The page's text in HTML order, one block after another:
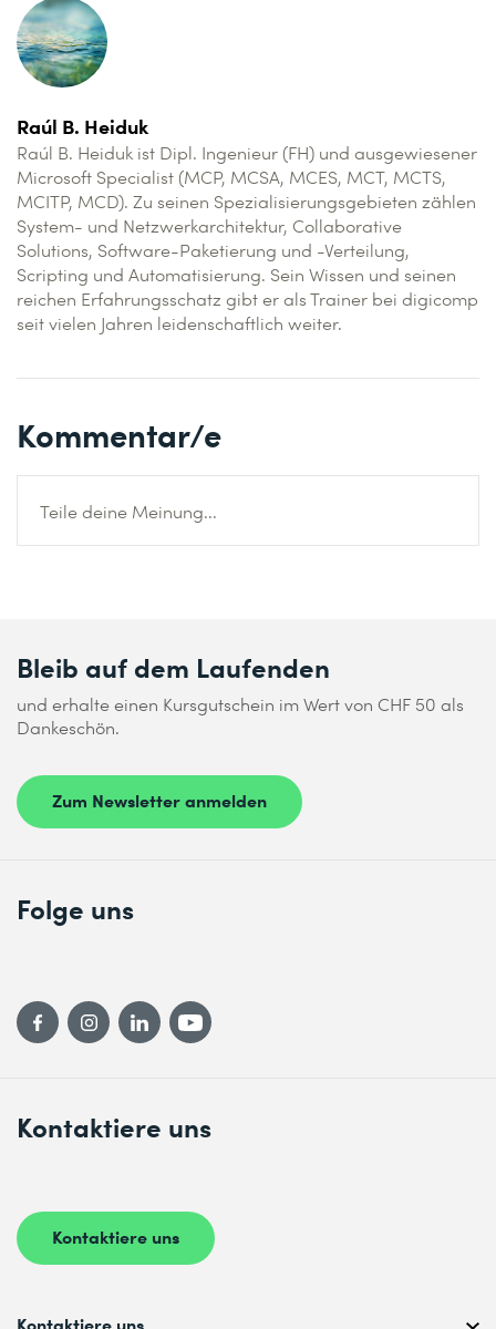
Raúl B. Heiduk
Raúl B. Heiduk ist Dipl. Ingenieur (FH) und ausgewiesener
Microsoft Specialist (MCP, MCSA, MCES, MCT, MCTS,
MCITP, MCD). Zu seinen Spezialisierungsgebieten zählen
System- und Netzwerkarchitektur, Collaborative
Solutions, Software-Paketierung und -Verteilung,
Scripting und Automatisierung. Sein Wissen und seinen
reichen Erfahrungsschatz gibt er als Trainer bei digicomp
seit vielen Jahren leidenschaftlich weiter.
Kommentar/e
Teile deine Meinung...
Bleib auf dem Laufenden
und erhalte einen Kursgutschein im Wert von CHF 50 als
Dankeschön.
Zum Newsletter anmelden
Kontaktiere uns
Kontaktiere uns
Folge uns
Kontaktiere uns